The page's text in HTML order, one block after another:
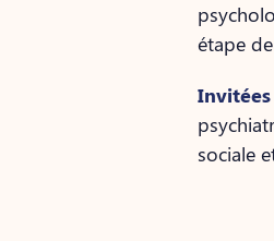
étape
Invitées
sociale